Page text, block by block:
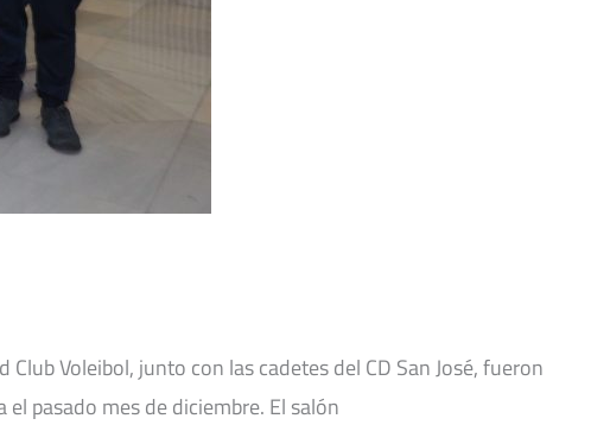
Voleibol, junto con las cadetes del CD San José, fueron
pasado mes de diciembre. El salón